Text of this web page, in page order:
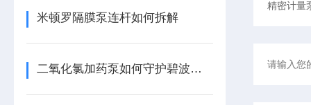
米顿罗隔膜泵连杆如何拆解
二氧化氯加药泵如何守护碧波安全